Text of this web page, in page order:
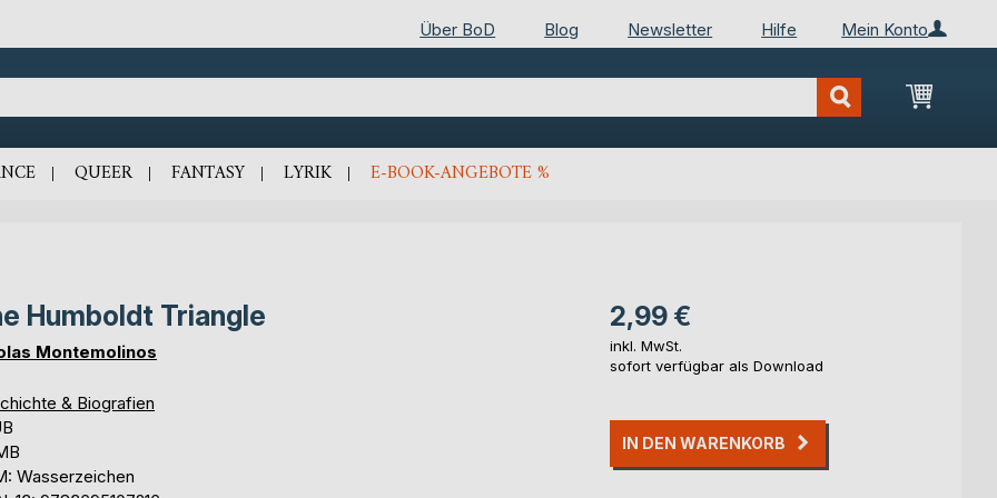
Mein Konto
Über BoD Blog Newsletter Hilfe
Mein
QUEER FANTASY LYRIK E-BOOK-ANGEBOTE %
Humboldt Triangle
Montemolinos
& Biografien
Wasserzeichen
2,99 €
inkl. MwSt.
sofort verfügbar als Download
IN DEN WARENKORB